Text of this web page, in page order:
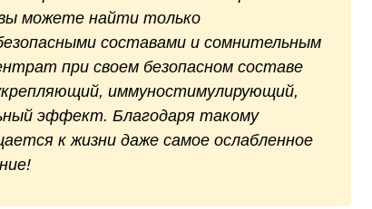
можете найти только
составами и сомнительным
при своем безопасном составе
иммуностимулирующий,
эффект. Благодаря такому
к жизни даже самое ослабленное